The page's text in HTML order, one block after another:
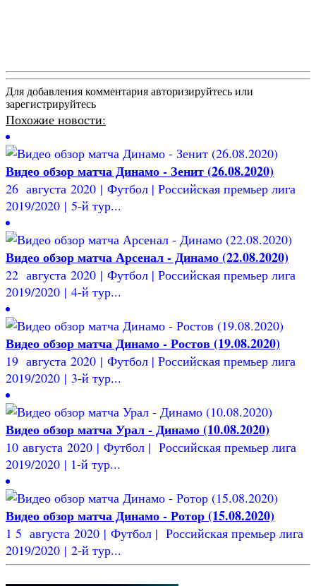
Для добавления комментария авторизируйтесь или
зарегистрируйтесь
Похожие новости:
Видео обзор матча Динамо - Зенит (26.08.2020)
26 августа 2020 | Футбол | Российская премьер лига
2019/2020 | 5-й тур...
Видео обзор матча Арсенал - Динамо (22.08.2020)
22 августа 2020 | Футбол | Российская премьер лига
2019/2020 | 4-й тур...
Видео обзор матча Динамо - Ростов (19.08.2020)
19 августа 2020 | Футбол | Российская премьер лига
2019/2020 | 3-й тур...
Видео обзор матча Урал - Динамо (10.08.2020)
10 августа 2020 | Футбол | Российская премьер лига
2019/2020 | 1-й тур...
Видео обзор матча Динамо - Ротор (15.08.2020)
1 5 августа 2020 | Футбол | Российская премьер лига
2019/2020 | 2-й тур...